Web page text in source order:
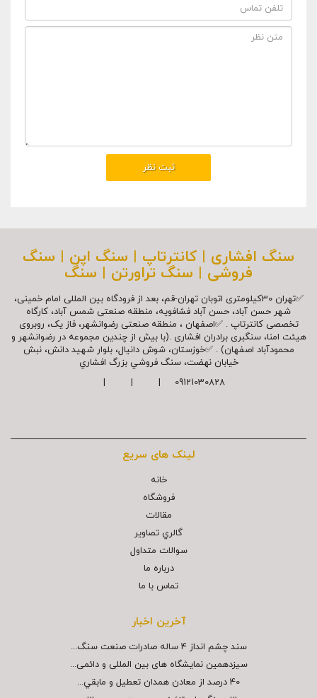
سنگ افشاری | کانترتاپ | سنگ اپن | سنگ
فروشی | سنگ تراورتن | سنگ
✅تهران 30کیلومتری اتوبان تهران-قم، بعد از فرودگاه بین المللی امام خمینی،
شهر حسن آباد، حسن آباد فشافویه، منطقه صنعتی شمس آباد، کارگاه
تخصصی کانترتاپ . ✅اصفهان ، منطقه صنعتی رضوانشهر، فاز یک، روبروی
هیئت امنا، سنگبری برادران افشاری .(با بیش از چندین مجموعه در رضوانشهر و
محمودآباد اصفهان) . ✅خوزستان، شوش دانیال، بلوار شهيد دانش، نبش
خیابان نهضت، سنگ فروشي بزرگ افشاري
09121030828 | | |
لینک های سریع
خانه
فروشگاه
مقالات
گالري تصاوير
سوالات متداول
درباره ما
تماس با ما
آخرین اخبار
سند چشم انداز ۴ ساله صادرات صنعت سنگ...
سیزدهمین نمایشگاه های بین المللی و دائمی...
40 درصد از معادن همدان تعطيل و مابقي...